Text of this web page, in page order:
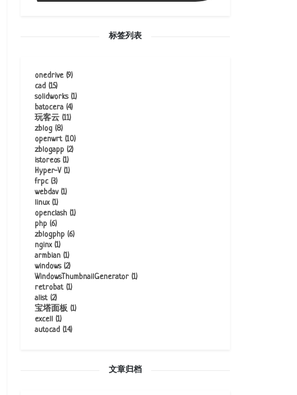
标签列表
onedrive(9)
cad (15)
solidworks(1)
batocera (4)
玩客云 (11)
zblog (8)
openwrt(10)
zblogapp (2)
istoreos(1)
Hyper-V (1)
frpc(3)
webdav(1)
linux(1)
openclash (1)
php (6)
zblogphp (6)
nginx(1)
armbian (1)
windows(2)
WindowsThumbnailGenerator (1)
retrobat(1)
alist(2)
宝塔面板 (1)
excell (1)
autocad (14)
文章归档